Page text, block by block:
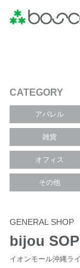
CATEGORY
アパレル
雑貨
オフィス
その他
GENERAL SHOP
bijou
イオンモール沖縄ラ